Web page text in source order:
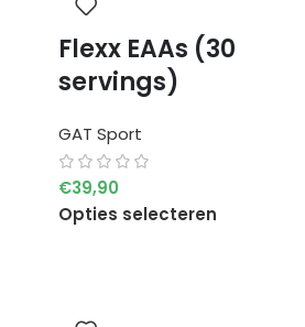
Flexx EAAs (30
servings)
GAT Sport
€39,90
Opties selecteren